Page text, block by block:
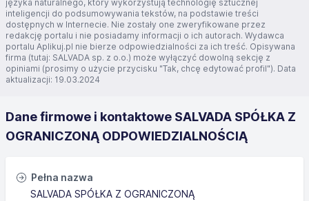
języka naturalnego, który wykorzystują technologię sztucznej
inteligencji do podsumowywania tekstów, na podstawie treści
dostępnych w Internecie. Nie zostały one zweryfikowane przez
redakcję portalu i nie posiadamy informacji o ich autorach. Wydawca
portalu Aplikuj.pl nie bierze odpowiedzialności za ich treść. Opisywana
firma (tutaj: SALVADA sp. z o.o.) może wyłączyć dowolną sekcję z
opiniami (prosimy o użycie przycisku "Tak, chcę edytować profil"). Data
aktualizacji: 19.03.2024
Dane firmowe i kontaktowe SALVADA SPÓŁKA Z
OGRANICZONĄ ODPOWIEDZIALNOŚCIĄ
Pełna nazwa
SALVADA SPÓŁKA Z OGRANICZONĄ